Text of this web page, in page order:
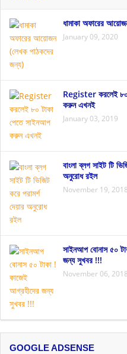
ধামাকা অফারের
January 09, 2020
Register করলেই ৮০
করুন এখনই
January 03, 2019
বাংলা ব্লগ সাইট টি
অনুরোধ রইল
November 19, 2018
সাইনআপ বোনাস ৫০
জন্য সুখবর !!!
November 06, 2018
GOOGLE ADSENSE